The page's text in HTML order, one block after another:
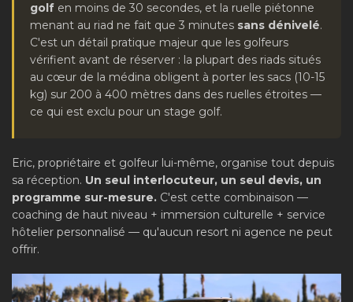
golf en moins de 30 secondes, et la ruelle piétonne
menant au riad ne fait que 3 minutes sans dénivelé.
C'est un détail pratique majeur que les golfeurs
vérifient avant de réserver : la plupart des riads situés
au cœur de la médina obligent à porter les sacs (10-15
kg) sur 200 à 400 mètres dans des ruelles étroites —
ce qui est exclu pour un stage golf.
Eric, propriétaire et golfeur lui-même, organise tout depuis
sa réception. Un seul interlocuteur, un seul devis, un
programme sur-mesure. C'est cette combinaison —
coaching de haut niveau + immersion culturelle + service
hôtelier personnalisé — qu'aucun resort ni agence ne peut
offrir.